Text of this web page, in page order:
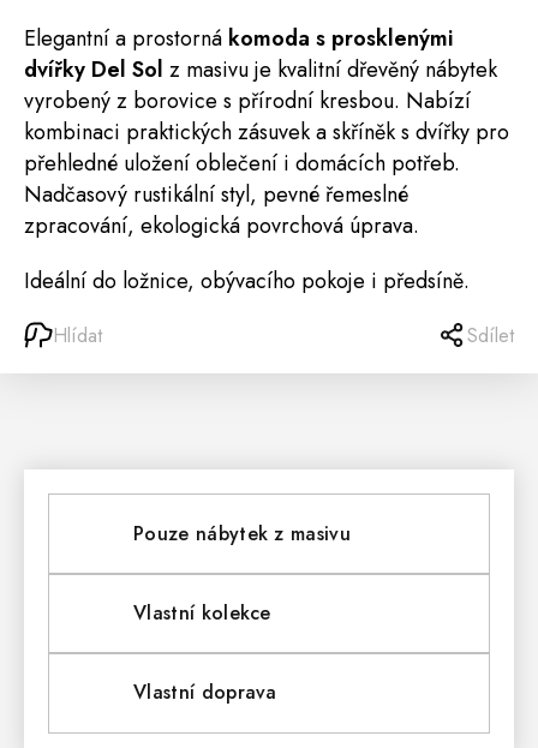
Elegantní a prostorná komoda s prosklenými
dvířky Del Sol z masivu je kvalitní dřevěný nábytek
vyrobený z borovice s přírodní kresbou. Nabízí
kombinaci praktických zásuvek a skříněk s dvířky pro
přehledné uložení oblečení i domácích potřeb.
Nadčasový rustikální styl, pevné řemeslné
zpracování, ekologická povrchová úprava.
Ideální do ložnice, obývacího pokoje i předsíně.
Hlídat Sdílet
Pouze nábytek z masivu
Vlastní kolekce
Vlastní doprava